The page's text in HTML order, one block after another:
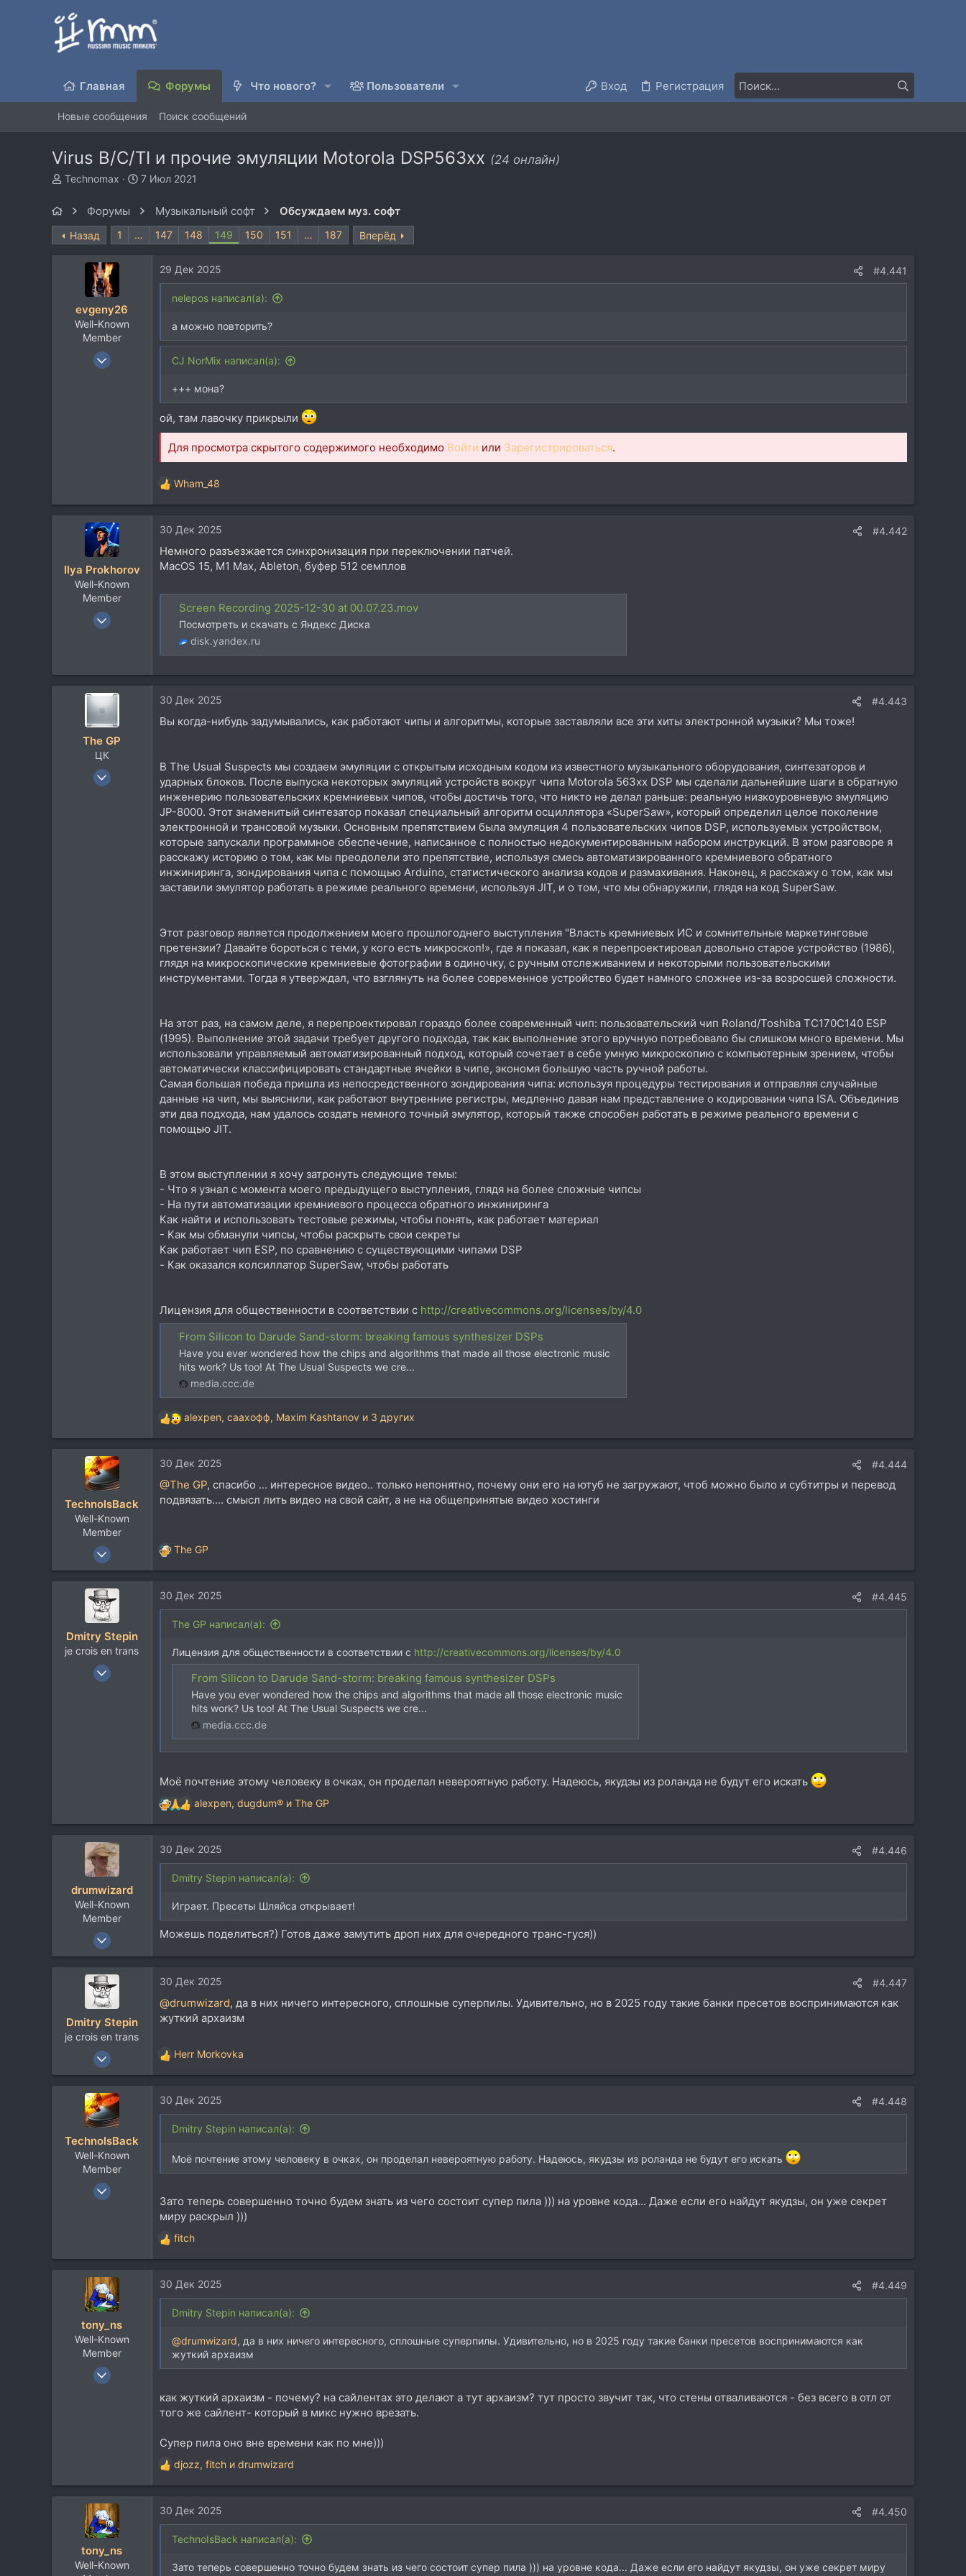
Главная Форумы Что нового? Пользователи Вход Регистрация
Новые сообщения Поиск сообщений
Virus B/C/TI и прочие эмуляции Motorola DSP563xx (24 онлайн)
А
р
т
Technomax
Д
т
а
7 Июл 2021
Форумы Музыкальный софт Обсуждаем муз. софт
Назад 1 … 147 148 149 150 151 … 187 Вперёд
evgeny26
Well-Known
Member
9 Мар 2006
29 Дек 2025 #4.441
nelepos написал(а):
а можно повторить?
CJ NorMix написал(а):
+++ мона?
ой, там лавочку прикрыли
Для просмотра скрытого содержимого необходимо Войти или Зарегистрироваться.
Р
е
к
и
и
Wham_48
Ilya Prokhorov
Well-Known
Member
16 Авг 2007
30 Дек 2025 #4.442
Немного разъезжается синхронизация при переключении патчей.
MacOS 15, M1 Max, Ableton, буфер 512 семплов
Screen Recording 2025-12-30 at 00.07.23.mov
Посмотреть и скачать с Яндекс Диска
disk.yandex.ru
The GP
ЦК
8 Окт 2003
30 Дек 2025 #4.443
Вы когда-нибудь задумывались, как работают чипы и алгоритмы, которые заставляли все эти хиты электронной музыки? Мы тоже!
В The Usual Suspects мы создаем эмуляции с открытым исходным кодом из известного музыкального оборудования, синтезаторов и
ударных блоков. После выпуска некоторых эмуляций устройств вокруг чипа Motorola 563xx DSP мы сделали дальнейшие шаги в обратную
инженерию пользовательских кремниевых чипов, чтобы достичь того, что никто не делал раньше: реальную низкоуровневую эмуляцию
JP-8000. Этот знаменитый синтезатор показал специальный алгоритм осциллятора «SuperSaw», который определил целое поколение
электронной и трансовой музыки. Основным препятствием была эмуляция 4 пользовательских чипов DSP, используемых устройством,
которые запускали программное обеспечение, написанное с полностью недокументированным набором инструкций. В этом разговоре я
расскажу историю о том, как мы преодолели это препятствие, используя смесь автоматизированного кремниевого обратного
инжиниринга, зондирования чипа с помощью Arduino, статистического анализа кодов и размахивания. Наконец, я расскажу о том, как мы
заставили эмулятор работать в режиме реального времени, используя JIT, и о том, что мы обнаружили, глядя на код SuperSaw.
Этот разговор является продолжением моего прошлогоднего выступления "Власть кремниевых ИС и сомнительные маркетинговые
претензии? Давайте бороться с теми, у кого есть микроскоп!», где я показал, как я перепроектировал довольно старое устройство (1986),
глядя на микроскопические кремниевые фотографии в одиночку, с ручным отслеживанием и некоторыми пользовательскими
инструментами. Тогда я утверждал, что взглянуть на более современное устройство будет намного сложнее из-за возросшей сложности.
На этот раз, на самом деле, я перепроектировал гораздо более современный чип: пользовательский чип Roland/Toshiba TC170C140 ESP
(1995). Выполнение этой задачи требует другого подхода, так как выполнение этого вручную потребовало бы слишком много времени. Мы
использовали управляемый автоматизированный подход, который сочетает в себе умную микроскопию с компьютерным зрением, чтобы
автоматически классифицировать стандартные ячейки в чипе, экономя большую часть ручной работы.
Самая большая победа пришла из непосредственного зондирования чипа: используя процедуры тестирования и отправляя случайные
данные на чип, мы выяснили, как работают внутренние регистры, медленно давая нам представление о кодировании чипа ISA. Объединив
эти два подхода, нам удалось создать немного точный эмулятор, который также способен работать в режиме реального времени с
помощью JIT.
В этом выступлении я хочу затронуть следующие темы:
- Что я узнал с момента моего предыдущего выступления, глядя на более сложные чипсы
- На пути автоматизации кремниевого процесса обратного инжиниринга
Как найти и использовать тестовые режимы, чтобы понять, как работает материал
- Как мы обманули чипсы, чтобы раскрыть свои секреты
Как работает чип ESP, по сравнению с существующими чипами DSP
- Как оказался колсиллатор SuperSaw, чтобы работать
Лицензия для общественности в соответствии с http://creativecommons.org/licenses/by/4.0
From Silicon to Darude Sand-storm: breaking famous synthesizer DSPs
Have you ever wondered how the chips and algorithms that made all those electronic music
hits work? Us too! At The Usual Suspects we cre...
media.ccc.de
Р
е
к
ц
и
и
alexpen, саахофф, Maxim Kashtanov и 3 других
TechnoIsBack
Well-Known
Member
5 Сен 2012
3.281
30 Дек 2025 #4.444
@The GP, спасибо ... интересное видео.. только непонятно, почему они его на ютуб не загружают, чтоб можно было и субтитры и перевод
подвязать.... смысл лить видео на свой сайт, а не на общепринятые видео хостинги
Р
е
к
ц
The GP
Dmitry Stepin
je crois en trans
12 Янв 2004
30 Дек 2025 #4.445
The GP написал(а):
Лицензия для общественности в соответствии с http://creativecommons.org/licenses/by/4.0
From Silicon to Darude Sand-storm: breaking famous synthesizer DSPs
Have you ever wondered how the chips and algorithms that made all those electronic music
hits work? Us too! At The Usual Suspects we cre...
media.ccc.de
Моё почтение этому человеку в очках, он проделал невероятную работу. Надеюсь, якудзы из роланда не будут его искать
Р
е
к
ц
alexpen, dugdum® и The GP
drumwizard
Well-Known
Member
18 Дек 2011
1.485
Санкт-Петербург
30 Дек 2025 #4.446
Dmitry Stepin написал(а):
Играет. Пресеты Шляйса открывает!
Можешь поделиться?) Готов даже замутить дроп них для очередного транс-гуся))
Dmitry Stepin
je crois en trans
12 Янв 2004
19.218
14.126
Москва
30 Дек 2025 #4.447
@drumwizard, да в них ничего интересного, сплошные суперпилы. Удивительно, но в 2025 году такие банки пресетов воспринимаются как
жуткий архаизм
Р
е
к
ц
Herr Morkovka
TechnoIsBack
Well-Known
Member
5 Сен 2012
30 Дек 2025 #4.448
Dmitry Stepin написал(а):
Моё почтение этому человеку в очках, он проделал невероятную работу. Надеюсь, якудзы из роланда не будут его искать
Зато теперь совершенно точно будем знать из чего состоит супер пила ))) на уровне кода... Даже если его найдут якудзы, он уже секрет
миру раскрыл )))
Р
е
к
ц
fitch
tony_ns
Well-Known
Member
10 Мар 2004
30 Дек 2025 #4.449
Dmitry Stepin написал(а):
@drumwizard, да в них ничего интересного, сплошные суперпилы. Удивительно, но в 2025 году такие банки пресетов воспринимаются как
жуткий архаизм
как жуткий архаизм - почему? на сайлентах это делают а тут архаизм? тут просто звучит так, что стены отваливаются - без всего в отл от
того же сайлент- который в микс нужно врезать.
Супер пила оно вне времени как по мне)))
Р
е
к
ц
djozz, fitch и drumwizard
tony_ns
Well-Known
30 Дек 2025 #4.450
TechnoIsBack написал(а):
Зато теперь совершенно точно будем знать из чего состоит супер пила ))) на уровне кода... Даже если его найдут якудзы, он уже секрет миру